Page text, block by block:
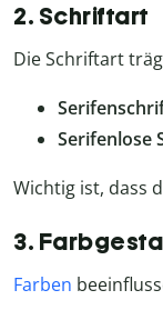
2. Schriftart
Die Schriftart
Serifenlose
Wichtig ist, dass
3.
Farben